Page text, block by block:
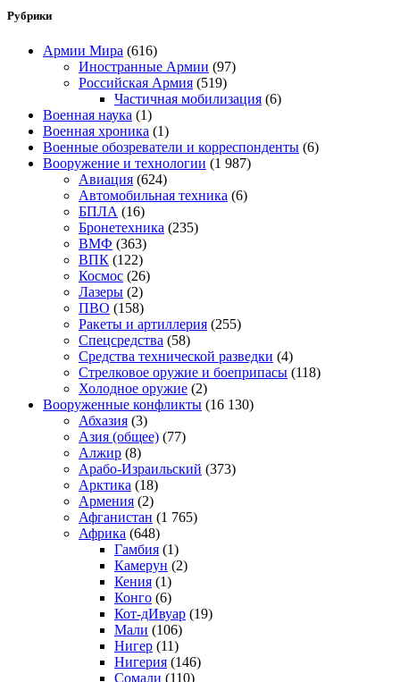
Рубрики
Армии Мира (616)
Иностранные Армии (97)
Российская Армия (519)
Частичная мобилизация (6)
Военная наука (1)
Военная хроника (1)
Военные обозреватели и корреспонденты (6)
Вооружение и технологии (1 987)
Авиация (624)
Автомобильная техника (6)
БПЛА (16)
Бронетехника (235)
ВМФ (363)
ВПК (122)
Космос (26)
Лазеры (2)
ПВО (158)
Ракеты и артиллерия (255)
Спецсредства (58)
Средства технической разведки (4)
Стрелковое оружие и боеприпасы (118)
Холодное оружие (2)
Вооруженные конфликты (16 130)
Абхазия (3)
Азия (общее) (77)
Алжир (8)
Арабо-Израильский (373)
Арктика (18)
Армения (2)
Афганистан (1 765)
Африка (648)
Гамбия (1)
Камерун (2)
Кения (1)
Конго (6)
Кот-дИвуар (19)
Мали (106)
Нигер (11)
Нигерия (146)
Сомали (110)